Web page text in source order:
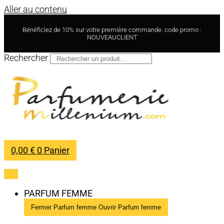
Aller au contenu
Bénéficiez de 10% sur votre première commande. code promo :
NOUVEAUCLIENT
Rechercher
0,00€ 0 Panier
PARFUM FEMME
Fermer Parfum femme Ouvrir Parfum femme